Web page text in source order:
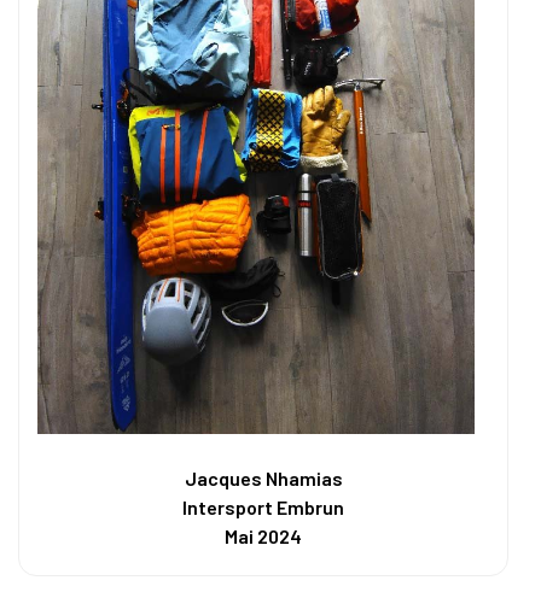
Jacques Nhamias
Intersport Embrun
Mai 2024